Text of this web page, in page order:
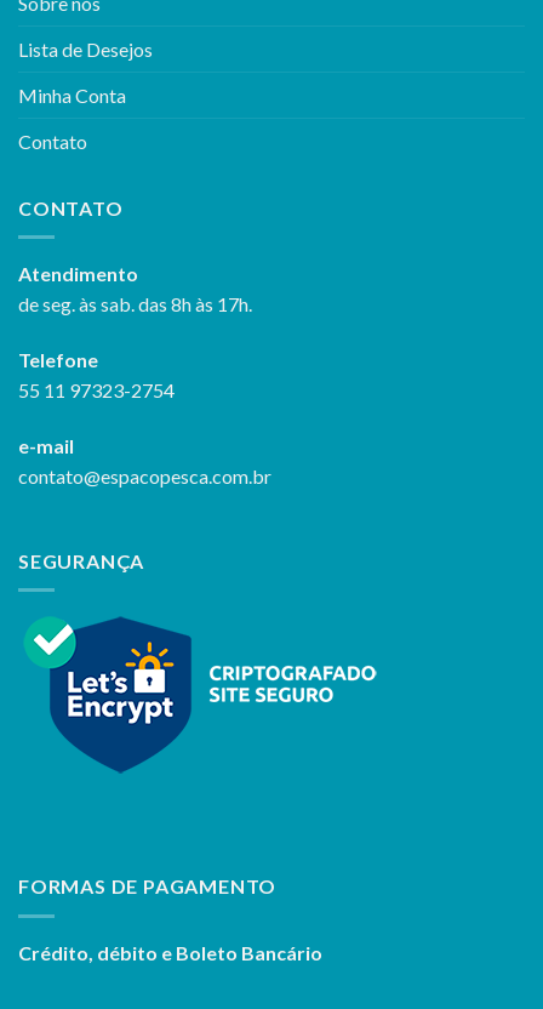
Lista de Desejos
Minha Conta
Contato
CONTATO
Atendimento
de seg. às sab. das 8h às 17h.
Telefone
55 11 97323-2754
e-mail
contato@espacopesca.com.br
SEGURANÇA
FORMAS DE PAGAMENTO
Crédito, débito e Boleto Bancário